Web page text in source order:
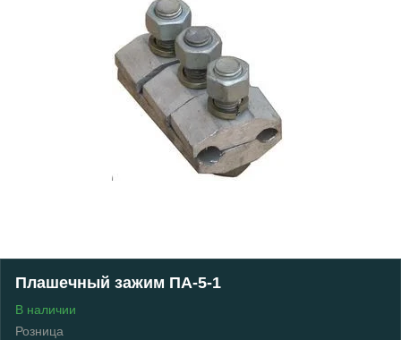
Плашечный зажим ПА-5-1
В наличии
Розница